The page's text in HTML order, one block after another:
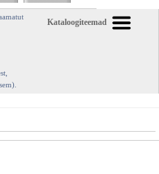
Kataloogiteemad